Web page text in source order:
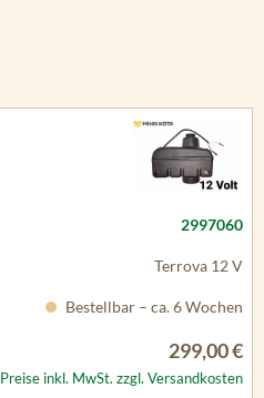
2997060
Terrova 12 V
Bestellbar – ca. 6 Wochen
299,00 €
Preise inkl. MwSt. zzgl. Versandkosten